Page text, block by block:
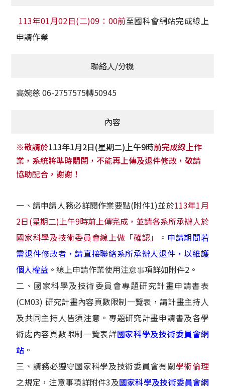
113年01月02日(二)09：00前至國科會網站完成線上
申請作業
聯絡人/分機
高婉慈 06-2757575轉50945
內容
※敬請於113年1月2日(星期二)上午9時前完成線上作
業，系統將準時關閉，不能再上傳及退件修改，敬請
協助配合，謝謝！
一、請申請人務必詳閱作業要點(附件1)並於113年1月
2日(星期二)上午9時前上傳完成，並請各系所承辦人於
國家科學及技術委員會線上做「確認」
。 申請期間若
需退件修改者，請直接聯絡系所承辦人退件，以維護
個人權益 。線上申請作業使用注意事項詳如附件2。
二、國家科學及技術委員會專題研究計畫申請書表
(CM03) 研究計畫內容頁數限制一覽表，請計畫主持人
及共同主持人皆須注意。專題研究計畫申請書及各學
術處內容頁數限制一覽表詳國家科學及技術委員會網
站 。
三、請務必遵守國家科學及技術委員會有關學術倫理
之規定，注意事項詳附件3及國家科學及技術委員會網